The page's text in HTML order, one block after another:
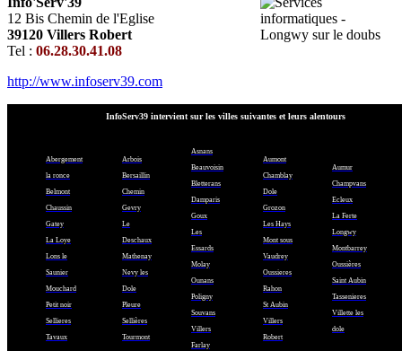
12 Bis Chemin de l'Eglise
39120 Villers Robert
Tel : 06.28.30.41.08
http://www.infoserv39.com
InfoServ39 intervient sur les villes suivantes et leurs alentours
Abergement
la ronce
Belmont
Chaussin
Gatey
La Loye
Lons le
Saunier
Mouchard
Petit noir
Sellieres
Tavaux
Arbois
Bersaillin
Chemin
Gevry
Le
Deschaux
Mathenay
Nevy les
Dole
Pleure
Sellières
Tourmont
Asnans
Beauvoisin
Bletterans
Damparis
Goux
Les
Essards
Molay
Ounans
Poligny
Souvans
Villers
Farlay
Aumont
Chamblay
Dole
Grozon
Les Hays
Mont sous
Vaudrey
Oussieres
Rahon
St Aubin
Villers
Robert
Aumur
Champvans
Ecleux
La Ferte
Longwy
Montbarrey
Oussières
Saint Aubin
Tassenieres
Villette les
dole